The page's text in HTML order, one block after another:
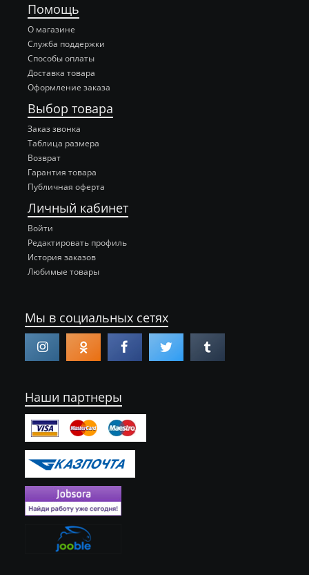
Помощь
О магазине
Служба поддержки
Способы оплаты
Доставка товара
Оформление заказа
Выбор товара
Заказ звонка
Таблица размера
Возврат
Гарантия товара
Публичная оферта
Личный кабинет
Войти
Редактировать профиль
История заказов
Любимые товары
Мы в социальных сетях
Наши партнеры